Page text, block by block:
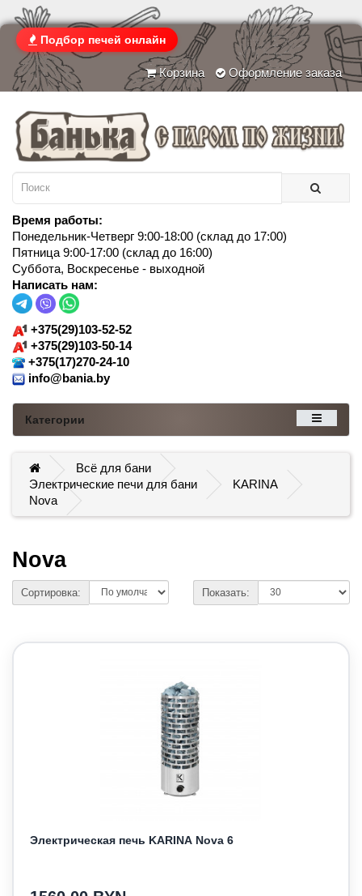
Подбор печей онлайн
Корзина Оформление заказа
Время работы:
Понедельник-Четверг 9:00-18:00 (склад до 17:00)
Пятница 9:00-17:00 (склад до 16:00)
Суббота, Воскресенье - выходной
Написать нам:
+375(29)103-52-52
+375(29)103-50-14
+375(17)270-24-10
info@bania.by
Категории
Всё для бани
Электрические печи для бани
KARINA
Nova
Nova
Сортировка: Показать:
Электрическая печь KARINA Nova 6